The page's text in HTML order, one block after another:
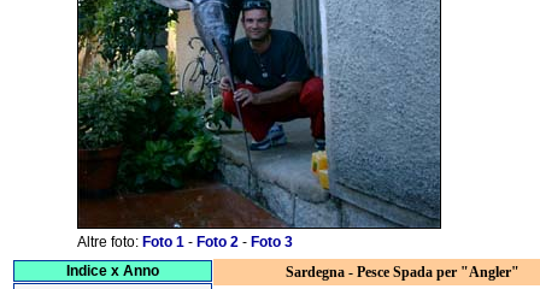
Indice x Anno
Sardegna - Pesce Spada per "Angler"
Altre foto: Foto 1 - Foto 2 - Foto 3